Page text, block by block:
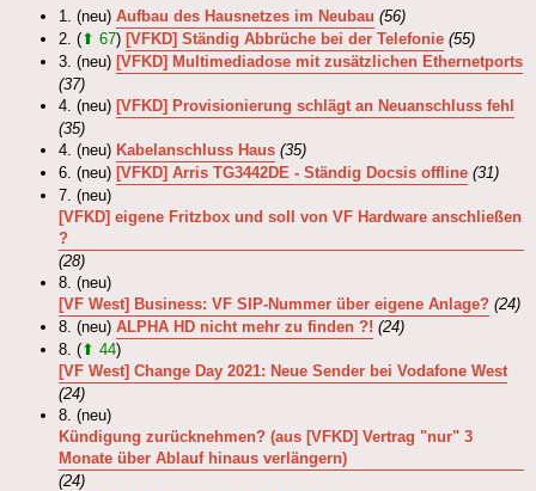
1. (neu) Aufbau des Hausnetzes im Neubau (56)
2. (⬆ 67) [VFKD] Ständig Abbrüche bei der Telefonie (55)
3. (neu) [VFKD] Multimediadose mit zusätzlichen Ethernetports
(37)
4. (neu) [VFKD] Provisionierung schlägt an Neuanschluss fehl
(35)
4. (neu) Kabelanschluss Haus (35)
6. (neu) [VFKD] Arris TG3442DE - Ständig Docsis offline (31)
7. (neu)
[VFKD] eigene Fritzbox und soll von VF Hardware anschließen
?
(28)
8. (neu)
[VF West] Business: VF SIP-Nummer über eigene Anlage? (24)
8. (neu) ALPHA HD nicht mehr zu finden ?! (24)
8. (⬆ 44)
[VF West] Change Day 2021: Neue Sender bei Vodafone West
(24)
8. (neu)
Kündigung zurücknehmen? (aus [VFKD] Vertrag "nur" 3
Monate über Ablauf hinaus verlängern)
(24)